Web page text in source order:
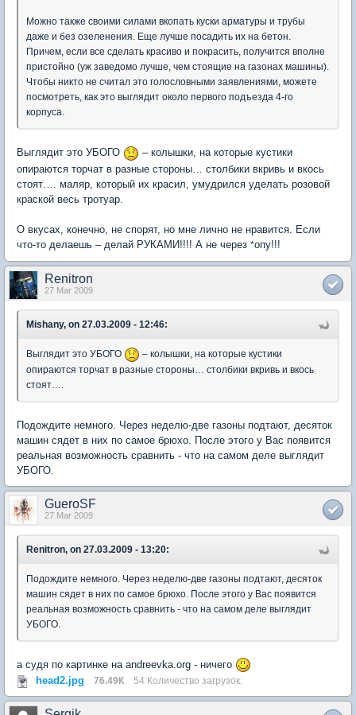
Можно также своими силами вкопать куски арматуры и трубы
даже и без озеленения. Еще лучше посадить их на бетон.
Причем, если все сделать красиво и покрасить, получится вполне
пристойно (уж заведомо лучше, чем стоящие на газонах машины).
Чтобы никто не считал это голословными заявлениями, можете
посмотреть, как это выглядит около первого подъезда 4-го
корпуса.
Выглядит это УБОГО
– колышки, на которые кустики
опираются торчат в разные стороны… столбики вкривь и вкось
стоят…. маляр, который их красил, умудрился уделать розовой
краской весь тротуар.
О вкусах, конечно, не спорят, но мне лично не нравится. Если
что-то делаешь – делай РУКАМИ!!!! А не через *опу!!!
Renitron
27 Mar 2009
Mishany, on 27.03.2009 - 12:46:
Выглядит это УБОГО
– колышки, на которые кустики
опираются торчат в разные стороны… столбики вкривь и вкось
стоят….
Подождите немного. Через неделю-две газоны подтают, десяток
машин сядет в них по самое брюхо. После этого у Вас появится
реальная возможность сравнить - что на самом деле выглядит
УБОГО.
GueroSF
27 Mar 2009
Renitron, on 27.03.2009 - 13:20:
Подождите немного. Через неделю-две газоны подтают, десяток
машин сядет в них по самое брюхо. После этого у Вас появится
реальная возможность сравнить - что на самом деле выглядит
УБОГО.
а судя по картинке на andreevka.org - ничего
head2.jpg
76.49К 54 Количество загрузок: